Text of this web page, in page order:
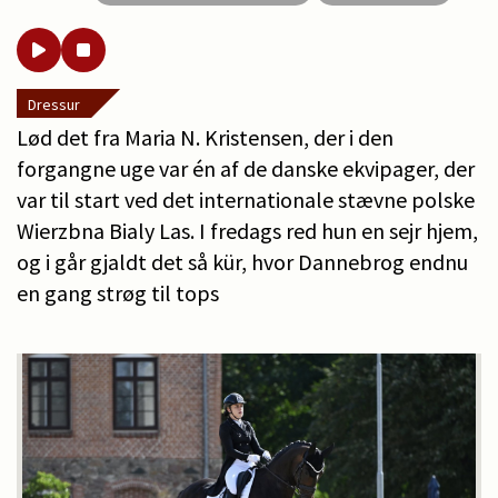
Dressur
Lød det fra Maria N. Kristensen, der i den
forgangne uge var én af de danske ekvipager, der
var til start ved det internationale stævne polske
Wierzbna Bialy Las. I fredags red hun en sejr hjem,
og i går gjaldt det så kür, hvor Dannebrog endnu
en gang strøg til tops